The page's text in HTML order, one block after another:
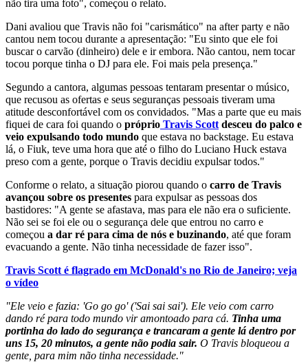
não tira uma foto", começou o relato.
Dani avaliou que Travis não foi "carismático" na after party e não
cantou nem tocou durante a apresentação: "Eu sinto que ele foi
buscar o carvão (dinheiro) dele e ir embora. Não cantou, nem tocar
tocou porque tinha o DJ para ele. Foi mais pela presença."
Segundo a cantora, algumas pessoas tentaram presentar o músico,
que recusou as ofertas e seus seguranças pessoais tiveram uma
atitude desconfortável com os convidados. "Mas a parte que eu mais
fiquei de cara foi quando o próprio Travis Scott desceu do palco e
veio expulsando todo mundo que estava no backstage. Eu estava
lá, o Fiuk, teve uma hora que até o filho do Luciano Huck estava
preso com a gente, porque o Travis decidiu expulsar todos."
Conforme o relato, a situação piorou quando o carro de Travis
avançou sobre os presentes para expulsar as pessoas dos
bastidores: "A gente se afastava, mas para ele não era o suficiente.
Não sei se foi ele ou o segurança dele que entrou no carro e
começou a dar ré para cima de nós e buzinando, até que foram
evacuando a gente. Não tinha necessidade de fazer isso".
Travis Scott é flagrado em McDonald's no Rio de Janeiro; veja
o vídeo
"Ele veio e fazia: 'Go go go' ('Sai sai sai'). Ele veio com carro
dando ré para todo mundo vir amontoado para cá. Tinha uma
portinha do lado do segurança e trancaram a gente lá dentro por
uns 15, 20 minutos, a gente não podia sair. O Travis bloqueou a
gente, para mim não tinha necessidade."